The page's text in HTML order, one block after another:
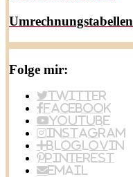
Umrechnungstabellen
Folge mir:
Twitter
Facebook
YouTube
Instagram
BlogLovin
Pinterest
Email